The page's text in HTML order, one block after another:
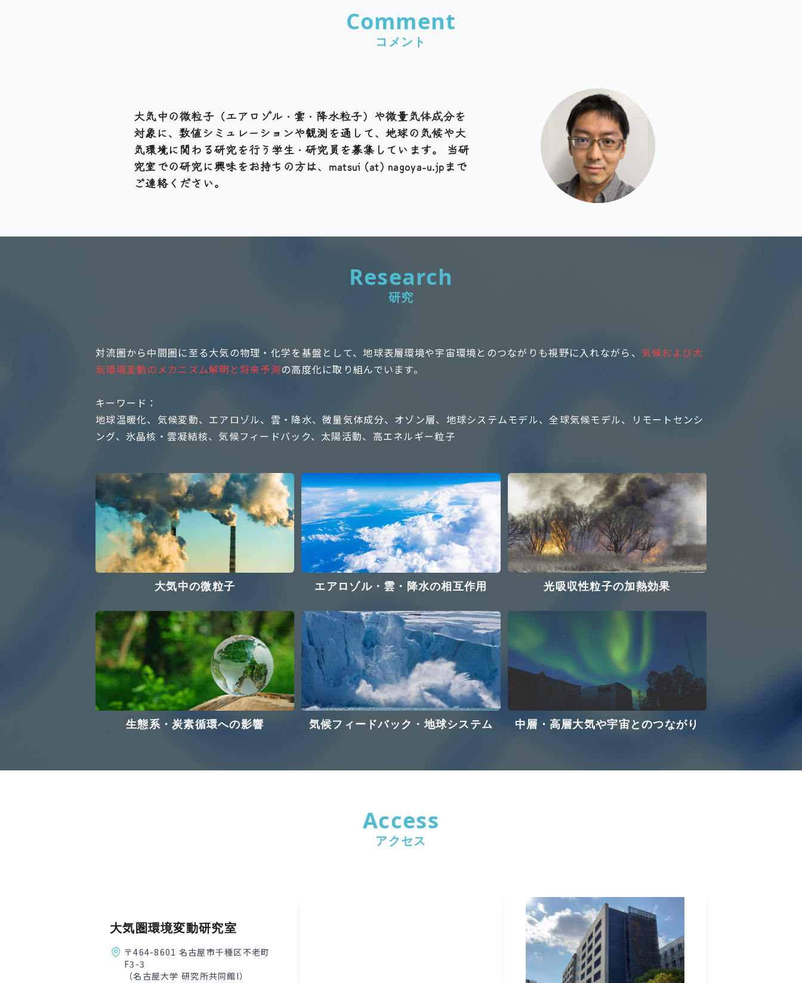
Comment
コメント
大気中の微粒子（エアロゾル・雲・降水粒子）や微量気体成分を
対象に、数値シミュレーションや観測を通して、地球の気候や大
気環境に関わる研究を行う学生・研究員を募集しています。 当研
究室での研究に興味をお持ちの方は、matsui (at) nagoya-u.jpまで
ご連絡ください。
Research
研究
対流圏から中間圏に至る大気の物理・化学を基盤として、地球表層環境や宇宙環境とのつながりも視野に入れながら、 気候および大
気環境変動のメカニズム解明と将来予測の高度化に取り組んでいます。
キーワード：
地球温暖化、気候変動、エアロゾル、雲・降水、微量気体成分、オゾン層、地球システムモデル、全球気候モデル、リモートセンシ
ング、氷晶核・雲凝結核、気候フィードバック、太陽活動、高エネルギー粒子
大気中の微粒子 エアロゾル・雲・降水の相互作用 光吸収性粒子の加熱効果
生態系・炭素循環への影響 気候フィードバック・地球システム 中層・高層大気や宇宙とのつながり
Access
アクセス
大気圏環境変動研究室
〒464-8601 名古屋市千種区不老町
F3-3
（名古屋大学 研究所共同館I）